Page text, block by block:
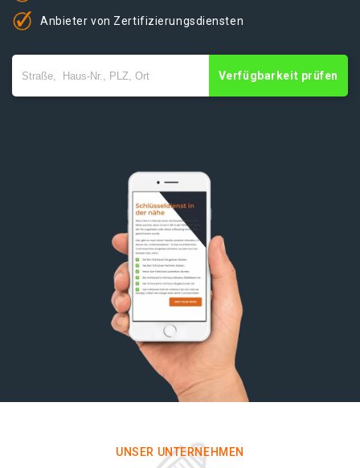
Anbieter von Zertifizierungsdiensten
Verfügbarkeit prüfen
UNSER UNTERNEHMEN